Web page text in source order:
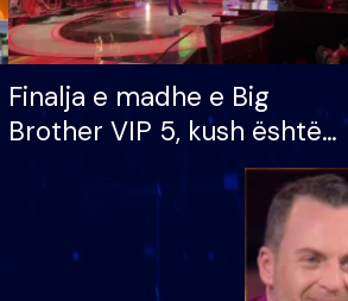
Finalja e madhe e Big
Brother VIP 5, kush është
banori i parë që lë shtëpinë
dhe humb mundësinë për
të fituar çmimin e madh